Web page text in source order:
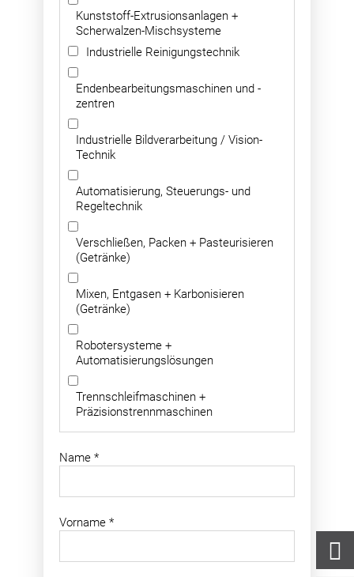
Kunststoff-Extrusionsanlagen +
Scherwalzen-Mischsysteme
Industrielle Reinigungstechnik
Endenbearbeitungsmaschinen und -
zentren
Industrielle Bildverarbeitung / Vision-
Technik
Automatisierung, Steuerungs- und
Regeltechnik
Verschließen, Packen + Pasteurisieren
(Getränke)
Mixen, Entgasen + Karbonisieren
(Getränke)
Robotersysteme +
Automatisierungslösungen
Trennschleifmaschinen +
Präzisionstrennmaschinen
Name *
Vorname *